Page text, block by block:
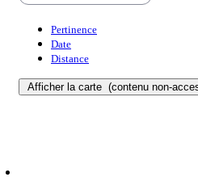
Pertinence
Date
Distance
Afficher la carte (contenu non-